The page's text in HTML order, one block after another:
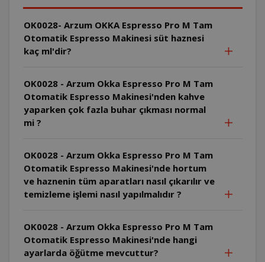
OK0028- Arzum OKKA Espresso Pro M Tam
Otomatik Espresso Makinesi süt haznesi
kaç ml'dir?
OK0028 - Arzum Okka Espresso Pro M Tam
Otomatik Espresso Makinesi'nden kahve
yaparken çok fazla buhar çıkması normal
mi ?
OK0028 - Arzum Okka Espresso Pro M Tam
Otomatik Espresso Makinesi'nde hortum
ve haznenin tüm aparatları nasıl çıkarılır ve
temizleme işlemi nasıl yapılmalıdır ?
OK0028 - Arzum Okka Espresso Pro M Tam
Otomatik Espresso Makinesi'nde hangi
ayarlarda öğütme mevcuttur?